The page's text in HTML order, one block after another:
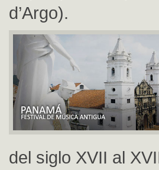
d’Argo).
del siglo XVII al